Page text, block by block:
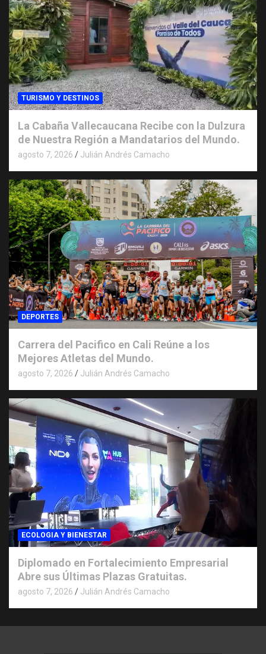
TURISMO Y DESTINOS
La Cabaña Vallecaucana Recibe con la Dulzura
de Nuestra Región a Mandatarios del Mundo.
agosto 7, 2026 Julián Andrés Camacho
DEPORTES
Carrera del Pacifico en Cali Reúne a los
Mejores Atletas del Mundo.
agosto 7, 2026 Julián Andrés Camacho
ECOLOGIA Y BIENESTAR
Diplomado en Fortalecimiento Empresarial
Abre sus Últimas Plazas Gratuitas.
agosto 7, 2026 Julián Andrés Camacho